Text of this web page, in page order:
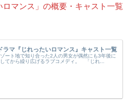
マンス」の概要・キャスト一覧
ラマ『じれったいロマンス』キャスト一覧
ート地で知り合った2人の男女が偶然にも3年後に
てから繰り広げるラブコメディ。 「じれ...